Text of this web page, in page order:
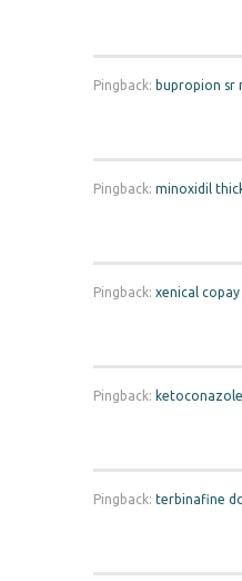
Pingback: bupropion sr
Pingback: minoxidil
Pingback: xenical copay
Pingback:
Pingback: terbinafine